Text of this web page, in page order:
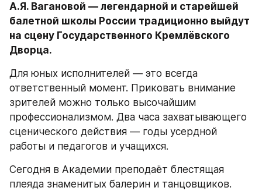
А.Я. Вагановой — легендарной и старейшей
балетной школы России традиционно выйдут
на сцену Государственного Кремлёвского
Дворца.
Для юных исполнителей — это всегда
ответственный момент. Приковать внимание
зрителей можно только высочайшим
профессионализмом. Два часа захватывающего
сценического действия — годы усердной
работы и педагогов и учащихся.
Сегодня в Академии преподаёт блестящая
плеяда знаменитых балерин и танцовщиков.